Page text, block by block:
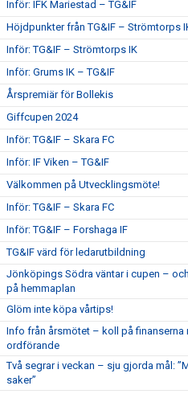
Inför: IFK Mariestad – TG&IF
Höjdpunkter från TG&IF – Strömtorps
Inför: TG&IF – Strömtorps IK
Inför: Grums IK – TG&IF
Årspremiär för Bollekis
Giffcupen 2024
Inför: TG&IF – Skara FC
Inför: IF Viken – TG&IF
Välkommen på Utvecklingsmöte!
Inför: TG&IF – Skara FC
Inför: TG&IF – Forshaga IF
TG&IF värd för ledarutbildning
Jönköpings Södra väntar i cupen –
på hemmaplan
Glöm inte köpa vårtips!
Info från årsmötet – koll på finanserna
ordförande
Två segrar i veckan – sju gjorda mål:
saker”